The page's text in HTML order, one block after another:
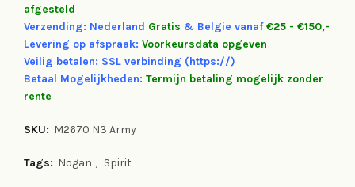
afgesteld
Verzending: Nederland Gratis & Belgie vanaf €25 - €150,-
Levering op afspraak: Voorkeursdata opgeven
Veilig betalen: SSL verbinding (https://)
Betaal Mogelijkheden: Termijn betaling mogelijk zonder
rente
SKU: M2670 N3 Army
Tags: Nogan , Spirit